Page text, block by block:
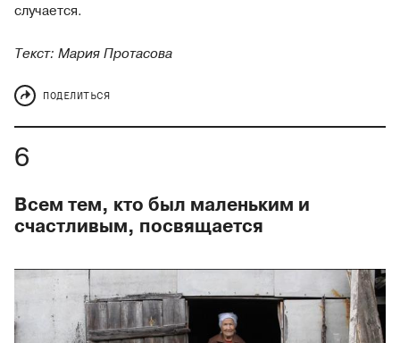
случается.
Текст: Мария Протасова
ПОДЕЛИТЬСЯ
Всем тем, кто был маленьким и
счастливым, посвящается